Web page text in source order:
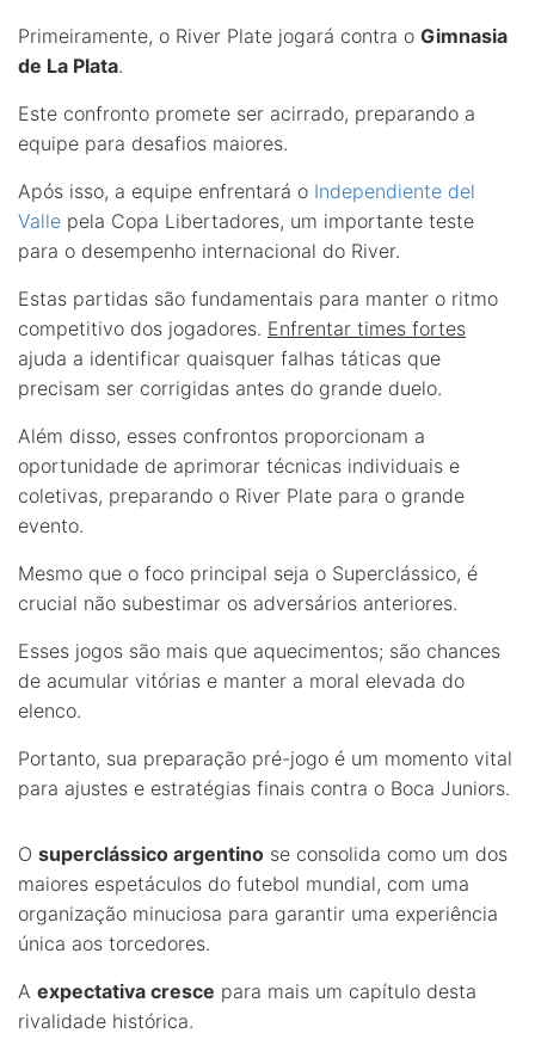
Primeiramente, o River Plate jogará contra o Gimnasia
de La Plata.
Este confronto promete ser acirrado, preparando a
equipe para desafios maiores.
Após isso, a equipe enfrentará o Independiente del
Valle pela Copa Libertadores, um importante teste
para o desempenho internacional do River.
Estas partidas são fundamentais para manter o ritmo
competitivo dos jogadores. Enfrentar times fortes
ajuda a identificar quaisquer falhas táticas que
precisam ser corrigidas antes do grande duelo.
Além disso, esses confrontos proporcionam a
oportunidade de aprimorar técnicas individuais e
coletivas, preparando o River Plate para o grande
evento.
Mesmo que o foco principal seja o Superclássico, é
crucial não subestimar os adversários anteriores.
Esses jogos são mais que aquecimentos; são chances
de acumular vitórias e manter a moral elevada do
elenco.
Portanto, sua preparação pré-jogo é um momento vital
para ajustes e estratégias finais contra o Boca Juniors.
O superclássico argentino se consolida como um dos
maiores espetáculos do futebol mundial, com uma
organização minuciosa para garantir uma experiência
única aos torcedores.
A expectativa cresce para mais um capítulo desta
rivalidade histórica.